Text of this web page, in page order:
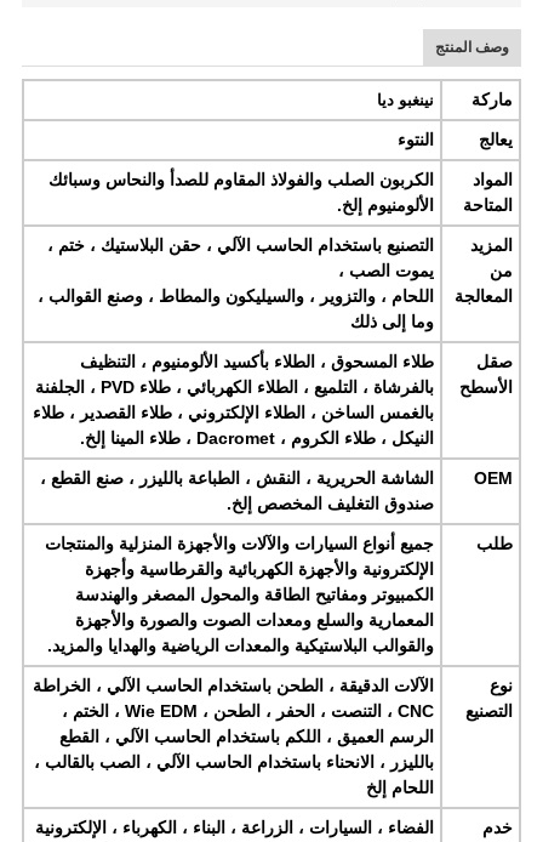
وصف المنتج
ماركة نينغبو ديا
يعالج النتوء
المواد
المتاحة
الكربون الصلب والفولاذ المقاوم للصدأ والنحاس وسبائك
الألومنيوم إلخ.
المزيد
من
المعالجة
التصنيع باستخدام الحاسب الآلي ، حقن البلاستيك ، ختم ،
يموت الصب ،
اللحام ، والتزوير ، والسيليكون والمطاط ، وصنع القوالب ،
وما إلى ذلك
صقل
الأسطح
طلاء المسحوق ، الطلاء بأكسيد الألومنيوم ، التنظيف
بالفرشاة ، التلميع ، الطلاء الكهربائي ، طلاء PVD ، الجلفنة
بالغمس الساخن ، الطلاء الإلكتروني ، طلاء القصدير ، طلاء
النيكل ، طلاء الكروم ، Dacromet ، طلاء المينا إلخ.
OEM
الشاشة الحريرية ، النقش ، الطباعة بالليزر ، صنع القطع ،
صندوق التغليف المخصص إلخ.
طلب
جميع أنواع السيارات والآلات والأجهزة المنزلية والمنتجات
الإلكترونية والأجهزة الكهربائية والقرطاسية وأجهزة
الكمبيوتر ومفاتيح الطاقة والمحول المصغر والهندسة
المعمارية والسلع ومعدات الصوت والصورة والأجهزة
والقوالب البلاستيكية والمعدات الرياضية والهدايا والمزيد.
نوع
التصنيع
الآلات الدقيقة ، الطحن باستخدام الحاسب الآلي ، الخراطة
CNC ، التنصت ، الحفر ، الطحن ، Wie EDM ، الختم ،
الرسم العميق ، اللكم باستخدام الحاسب الآلي ، القطع
بالليزر ، الانحناء باستخدام الحاسب الآلي ، الصب بالقالب ،
اللحام إلخ
خدم
الفضاء ، السيارات ، الزراعة ، البناء ، الكهرباء ، الإلكترونية